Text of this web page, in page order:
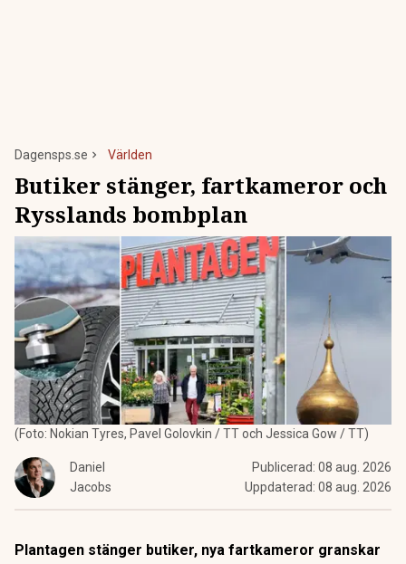
Dagensps.se Världen
Butiker stänger, fartkameror och
Rysslands bombplan
(Foto: Nokian Tyres, Pavel Golovkin / TT och Jessica Gow / TT)
Daniel
Jacobs
Publicerad: 08 aug. 2026
Uppdaterad: 08 aug. 2026
Plantagen stänger butiker, nya fartkameror granskar